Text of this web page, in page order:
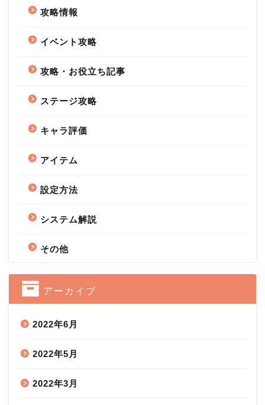
攻略情報
イベント攻略
攻略・お役立ち記事
ステージ攻略
キャラ評価
アイテム
設定方法
システム解説
その他
アーカイブ
2022年6月
2022年5月
2022年3月